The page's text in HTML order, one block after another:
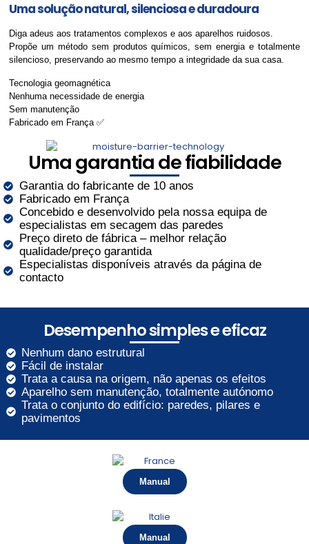
Uma solução natural, silenciosa e duradoura
Diga adeus aos tratamentos complexos e aos aparelhos ruidosos.
Propõe um método sem produtos químicos, sem energia e totalmente
silencioso, preservando ao mesmo tempo a integridade da sua casa.
Tecnologia geomagnética
Nenhuma necessidade de energia
Sem manutenção
Fabricado em França ✅
Uma garantia de fiabilidade
Garantia do fabricante de 10 anos
Fabricado em França
Concebido e desenvolvido pela nossa equipa de
especialistas em secagem das paredes
Preço direto de fábrica – melhor relação
qualidade/preço garantida
Especialistas disponíveis através da página de
contacto
Desempenho simples e eficaz
Nenhum dano estrutural
Fácil de instalar
Trata a causa na origem, não apenas os efeitos
Aparelho sem manutenção, totalmente autónomo
Trata o conjunto do edifício: paredes, pilares e
pavimentos
Manual
Manual